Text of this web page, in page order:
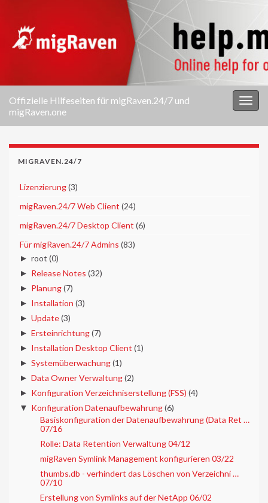
Offizielle Hilfeseiten für migRaven.24/7 und
migRaven.one
MIGRAVEN.24/7
Lizenzierung(3)
migRaven.24/7 Web Client (24)
migRaven.24/7 Desktop Client (6)
Für migRaven.24/7 Admins (83)
► root (0)
► Release Notes (32)
► Planung(7)
► Installation (3)
► Update(3)
► Ersteinrichtung(7)
► Installation Desktop Client (1)
► Systemüberwachung(1)
► Data Owner Verwaltung(2)
► Konfiguration Verzeichniserstellung (FSS) (4)
▼ Konfiguration Datenaufbewahrung(6)
Basiskonfiguration der Datenaufbewahrung (Data Ret …
07/16
Rolle: Data Retention Verwaltung 04/12
migRaven Symlink Management konfigurieren 03/22
thumbs.db - verhindert das Löschen von Verzeichni …
07/10
Erstellung von Symlinks auf der NetApp 06/02